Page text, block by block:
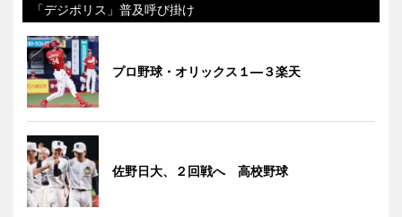
「デジポリス」普及呼び掛け
プロ野球・オリックス１―３楽天
佐野日大、２回戦へ 高校野球